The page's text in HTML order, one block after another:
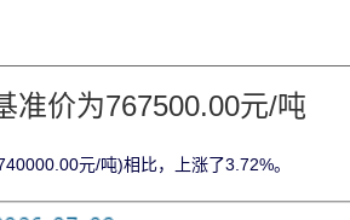
准价为767500.00元/吨
元/吨)相比，上涨了3.72%。